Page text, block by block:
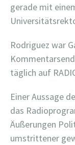
gerade mit
Rodriguez war
täglich auf
Einer Aussage
das
Äußerungen
umstrittener